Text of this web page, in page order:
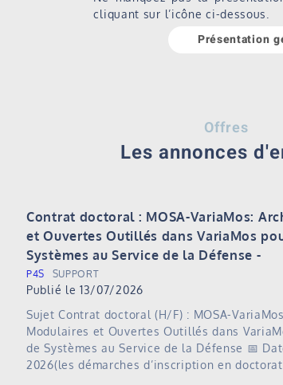
cliquant sur l’icône ci-dessous.
Présentation
Offres
Les annonces
Contrat doctoral : MOSA-VariaMos:
et Ouvertes Outillés dans VariaMos
Systèmes au Service de la Défense
P4S SUPPORT
Publié le 13/07/2026
Sujet Contrat doctoral (H/F) : MOSA-
Modulaires et Ouvertes Outillés dans
de Systèmes au Service de la Défense 📅
2026(les démarches d’inscription en